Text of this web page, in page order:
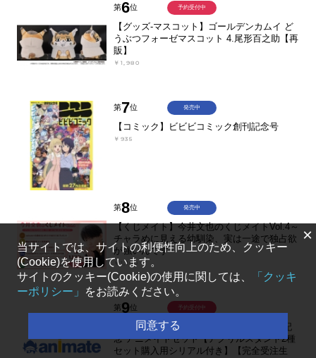
第6位
【グッズ-マスコット】ゴールデンカムイ ど
うぶつフォーゼマスコット 4.尾形百之助【再
販】
￥1,980
予約受付中
第7位
【コミック】ビビビコミック創刊記念号
￥935
発売中
第8位
【くじメイト】今井文也のくじメイトVol.4～
チャラめに見える幼馴染、実は一途で独占欲
が強いんです～
￥1,100
発売中
第9位
【コミック】魔法少女ノ魔女裁判(2) 発売記
念 アニメイトセット【アクリルスタンド2種
セット購入用シリアル付き】【完全受注生
予約受付中
×
当サイトでは、サイトの利便性向上のため、クッキー
(Cookie)を使用しています。
サイトのクッキー(Cookie)の使用に関しては、
「クッキ
ーポリシー」
をお読みください。
同意する